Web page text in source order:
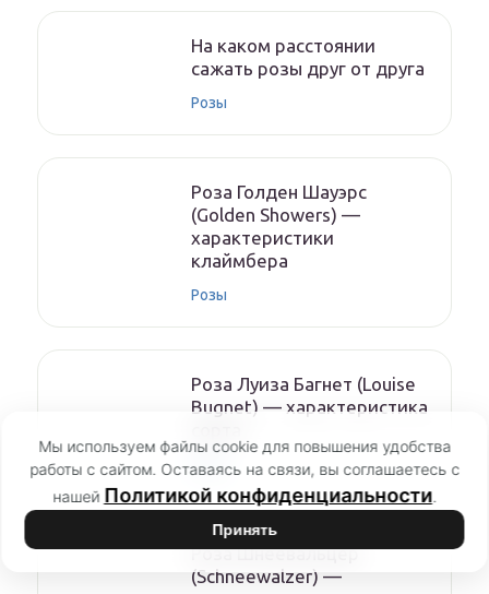
На каком расстоянии
сажать розы друг от друга
Розы
Роза Голден Шауэрс
(Golden Showers) —
характеристики
клаймбера
Розы
Роза Луиза Багнет (Louise
Bugnet) — характеристика
Розы
Роза Шнеевальцер
(Schneewalzer) —
Мы используем файлы cookie для повышения удобства
работы с сайтом. Оставаясь на связи, вы соглашаетесь с
нашей Политикой конфиденциальности.
Принять